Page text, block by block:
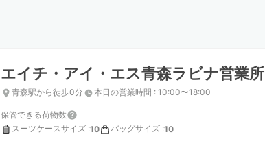
for
changing
dates.
changing
dates.
エイチ・アイ・エス青森ラビナ営業所
青森駅から徒歩0分 本日の営業時間 : 10:00〜18:00
保管できる荷物数
スーツケースサイズ :10 バッグサイズ :10